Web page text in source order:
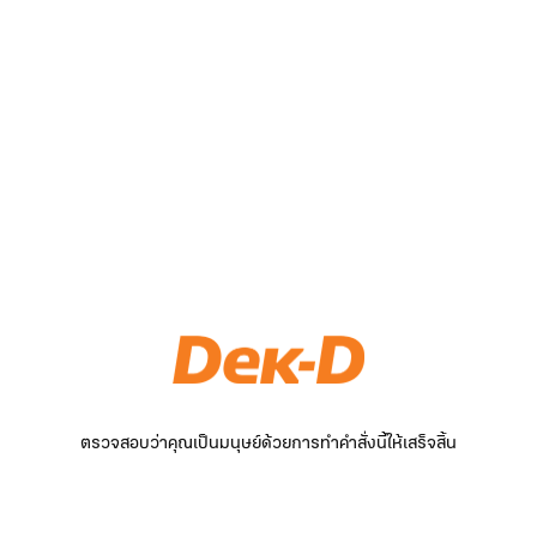
ตรวจสอบว่าคุณเป็นมนุษย์ด้วยการทำคำสั่งนี้ให้เสร็จสิ้น